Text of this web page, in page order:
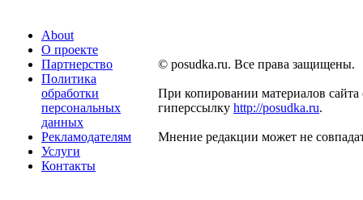
About
О проекте
Партнерство
Политика
обработки
персональных
данных
Рекламодателям
Услуги
Контакты
© posudka.ru. Все права защищены.
При копировании материалов сайта
гиперссылку http://posudka.ru.
Мнение редакции может не